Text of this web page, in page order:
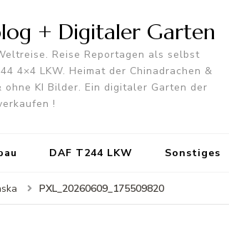
+ Digitaler Garten
Reise Reportagen als selbst
4×4 LKW. Heimat der Chinadrachen &
KI Bilder. Ein digitaler Garten der
!
DAF T244 LKW Sonstiges
PXL_20260609_175509820